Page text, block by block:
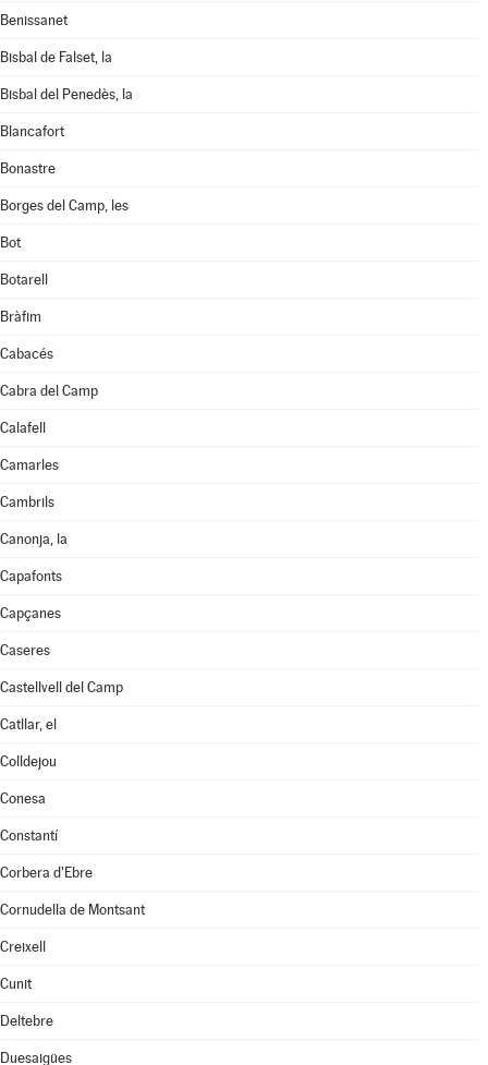
Benissanet
Bisbal de Falset, la
Bisbal del Penedès, la
Blancafort
Bonastre
Borges del Camp, les
Bot
Botarell
Bràfim
Cabacés
Cabra del Camp
Calafell
Camarles
Cambrils
Canonja, la
Capafonts
Capçanes
Caseres
Castellvell del Camp
Catllar, el
Colldejou
Conesa
Constantí
Corbera d'Ebre
Cornudella de Montsant
Creixell
Cunit
Deltebre
Duesaigües